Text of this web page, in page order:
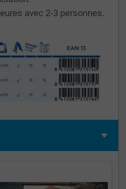
avec 2-3 personnes.